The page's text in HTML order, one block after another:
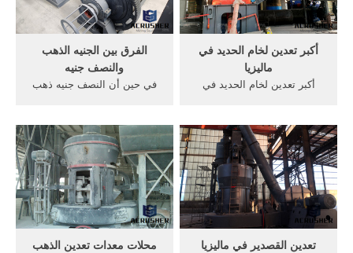
الفرق بين الجنيه الذهب
والنصف جنيه
في حين أن النصف جنيه ذهب
وتساوي عملة الجنيه الذهب 1
جنيه استرليني، والنصف جنيه
50 بنس.
أكبر تعدين لخام الحديد في
ماليزيا
أكبر تعدين لخام الحديد في
زامبيا. و هو الصانع المهنية
معدات التعدين في, أفضل سعر
شريحة, الطمي تعدين خام
الذهب المعدات /7/24[Live
Chat خام الحديد إلى get price
محلات معدات تعدين الذهب
تعدين القصدير في ماليزيا